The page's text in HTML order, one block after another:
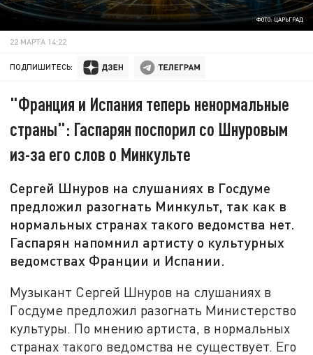
ФОТО: ЦАРЬГРАД
22 МАРТА 14:22
ПОДПИШИТЕСЬ:
"Франция и Испания теперь ненормальные
страны": Гаспарян поспорил со Шнуровым
из-за его слов о Минкульте
Сергей Шнуров на слушаниях в Госдуме
предложил разогнать Минкульт, так как в
нормальных странах такого ведомства нет.
Гаспарян напомнил артисту о культурных
ведомствах Франции и Испании.
Музыкант Сергей Шнуров на слушаниях в
Госдуме предложил разогнать Министерство
культуры. По мнению артиста, в нормальных
странах такого ведомства не существует. Его